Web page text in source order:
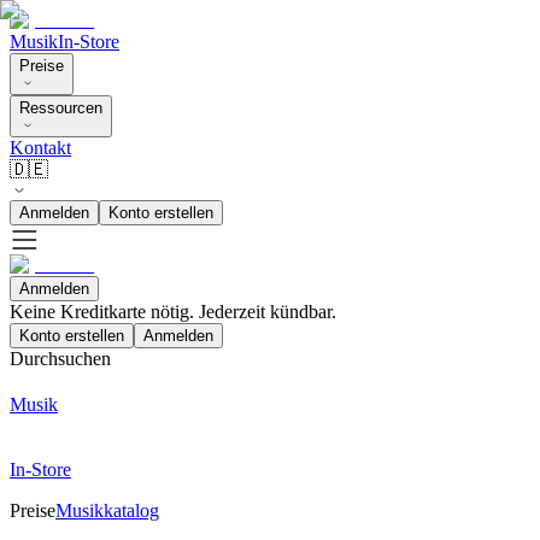
MusikIn-Store
Preise
Ressourcen
Kontakt
🇩🇪
Anmelden Konto erstellen
Anmelden
Keine Kreditkarte nötig. Jederzeit kündbar.
Konto erstellen Anmelden
Durchsuchen
Musik
In-Store
PreiseMusikkatalog